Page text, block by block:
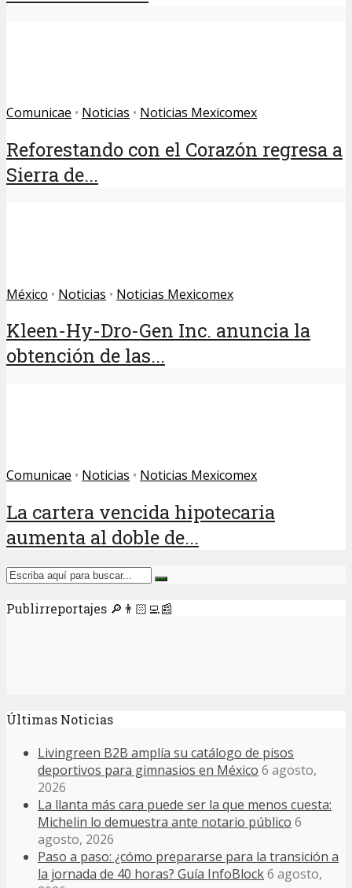
Comunicae • Noticias • Noticias Mexicomex
Reforestando con el Corazón regresa a
Sierra de...
México • Noticias • Noticias Mexicomex
Kleen-Hy-Dro-Gen Inc. anuncia la
obtención de las...
Comunicae • Noticias • Noticias Mexicomex
La cartera vencida hipotecaria
aumenta al doble de...
Publirreportajes 🔎👨🏻‍💻📰
Últimas Noticias
Livingreen B2B amplía su catálogo de pisos
deportivos para gimnasios en México 6 agosto,
2026
La llanta más cara puede ser la que menos cuesta:
Michelin lo demuestra ante notario público 6
agosto, 2026
Paso a paso: ¿cómo prepararse para la transición a
la jornada de 40 horas? Guía InfoBlock6 agosto,